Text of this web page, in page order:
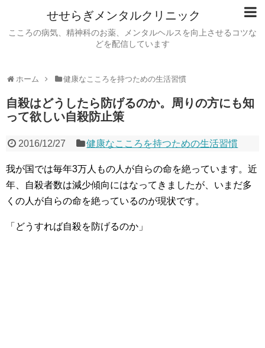
せせらぎメンタルクリニック
こころの病気、精神科のお薬、メンタルヘルスを向上させるコツな
どを配信しています
ホーム 健康なこころを持つための生活習慣
自殺はどうしたら防げるのか。周りの方にも知
って欲しい自殺防止策
2016/12/27 健康なこころを持つための生活習慣
我が国では毎年3万人もの人が自らの命を絶っています。近
年、自殺者数は減少傾向にはなってきましたが、いまだ多
くの人が自らの命を絶っているのが現状です。
「どうすれば自殺を防げるのか」